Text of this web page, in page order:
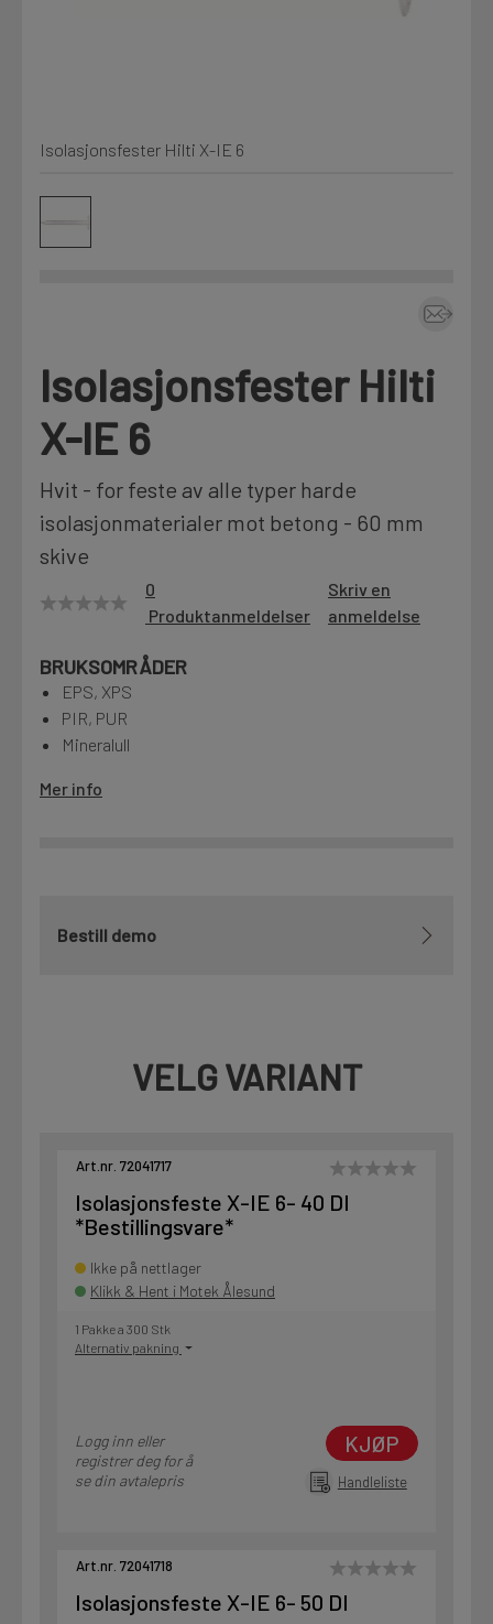
Fag
Motek
Finn butikk
Kontakt og åpningstider
Kontakt
Prislister
Firmainformasjon
LOGG UT
Isolasjonsfester Hilti X-IE 6
Isolasjonsfester Hilti
X-IE 6
Hvit - for feste av alle typer harde
isolasjonmaterialer mot betong - 60 mm
skive
0
Produktanmeldelser
Skriv en
anmeldelse
BRUKSOMRÅDER
EPS, XPS
PIR, PUR
Mineralull
Mer info
Bestill demo
VELG VARIANT
Art.nr. 72041717
Isolasjonsfeste X-IE 6- 40 DI
*Bestillingsvare*
Ikke på nettlager
Klikk & Hent i Motek Ålesund
1 Pakke a 300 Stk
Alternativ pakning
Logg inn eller
registrer deg for å
se din avtalepris
KJØP
Handleliste
Art.nr. 72041718
Isolasjonsfeste X-IE 6- 50 DI